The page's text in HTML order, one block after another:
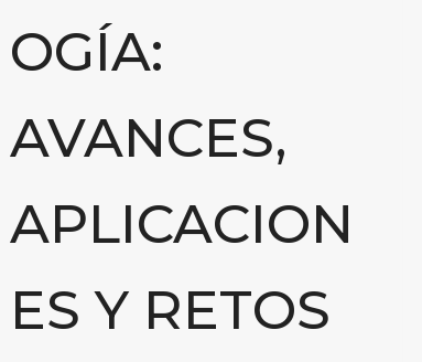
OGÍA:
AVANCES,
APLICACION
ES Y RETOS